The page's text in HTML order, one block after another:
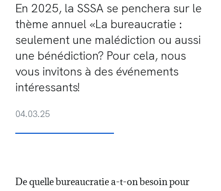
En 2025, la SSSA se penchera sur le
thème annuel «La bureaucratie :
seulement une malédiction ou aussi
une bénédiction? Pour cela, nous
vous invitons à des événements
intéressants!
04.03.25
De quelle bureaucratie a-t-on besoin pour